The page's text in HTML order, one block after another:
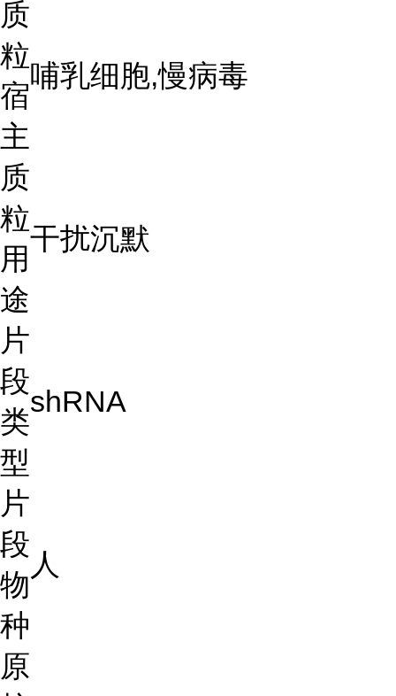
质
粒
宿
主
哺乳细胞,慢病毒
质
粒
用
途
干扰沉默
片
段
类
型
shRNA
片
段
物
种
人
原